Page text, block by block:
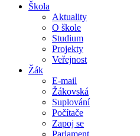
Škola
Aktuality
O škole
Studium
Projekty
Veřejnost
Žák
E-mail
Žákovská
Suplování
Počítače
Zapoj se
Parlament